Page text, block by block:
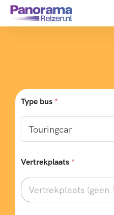
Type bus *
Vertrekplaats *